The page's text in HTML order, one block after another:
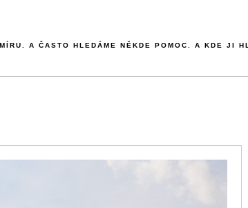
A ČASTO HLEDÁME NĚKDE POMOC. A KDE JI